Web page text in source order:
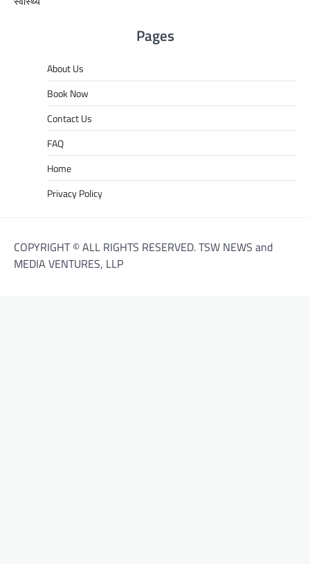
Pages
About Us
Book Now
Contact Us
FAQ
Home
Privacy Policy
COPYRIGHT © ALL RIGHTS RESERVED. TSW NEWS and
MEDIA VENTURES, LLP